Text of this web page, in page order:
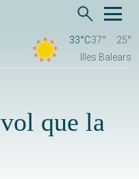
33°C37°
25°
Illes Balears
que la